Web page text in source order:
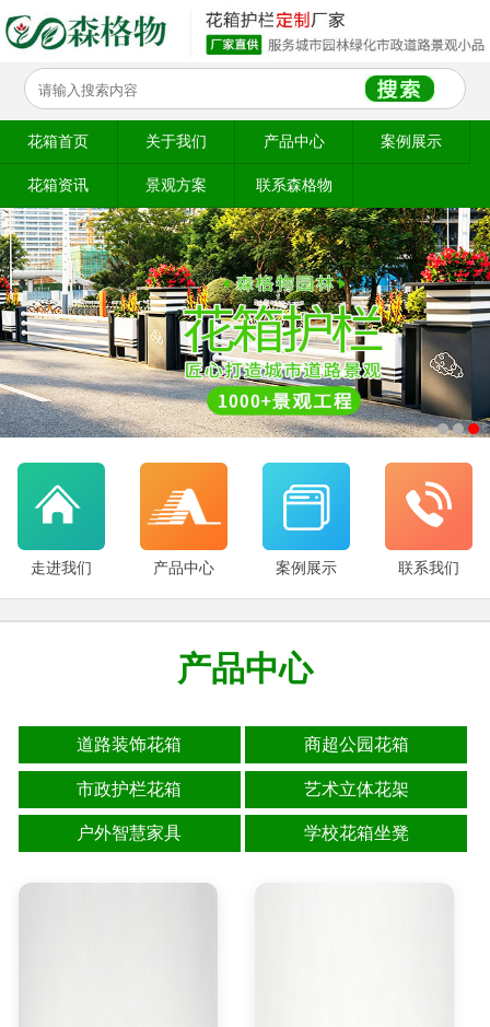
花箱首页 关于我们 产品中心 案例展示
花箱资讯 景观方案 联系森格物
走进我们 产品中心 案例展示 联系我们
产品中心
道路装饰花箱 商超公园花箱
市政护栏花箱 艺术立体花架
户外智慧家具 学校花箱坐凳